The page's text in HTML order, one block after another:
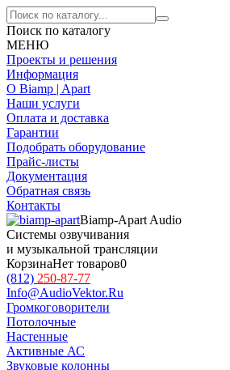
Поиск по каталогу
МЕНЮ
Проекты и решения
Информация
О Biamp | Apart
Наши услуги
Оплата и доставка
Гарантии
Подобрать оборудование
Прайс-листы
Документация
Обратная связь
Контакты
Biamp-Apart Audio
Системы озвучивания
и музыкальной трансляции
КорзинаНет товаров0
(812) 250-87-77
Info@AudioVektor.Ru
Громкоговорители
Потолочные
Настенные
Активные АС
Звуковые колонны